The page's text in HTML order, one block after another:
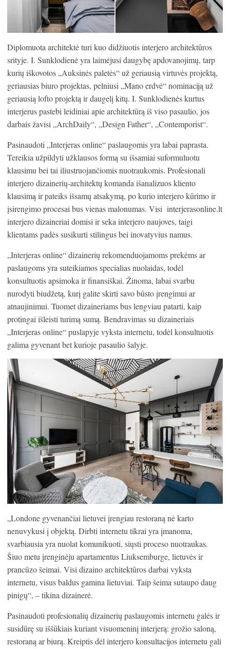
Diplomuota architektė turi kuo didžiuotis interjero architektūros
srityje. I. Sunklodienė yra laimėjusi daugybę apdovanojimų, tarp
kurių iškovotos „Auksinės paletės“ už geriausią virtuvės projektą,
geriausias biuro projektas, pelniusi „Mano erdvė“ nominaciją už
geriausią lofto projektą ir daugelį kitų. I. Sunklodienės kurtus
interjerus pastebi leidiniai apie architektūrą iš viso pasaulio, jos
darbais žavisi „ArchDaily“, „Design Father“, „Contemporist“.
Pasinaudoti „Interjeras online“ paslaugomis yra labai paprasta.
Tereikia užpildyti užklausos formą su išsamiai suformuluotu
klausimu bei tai iliustruojančiomis nuotraukomis. Profesionali
interjero dizainerių-architektų komanda išanalizuos kliento
klausimą ir pateiks išsamų atsakymą, po kurio interjero kūrimo ir
įsirengimo procesai bus vienas malonumas. Visi interjerasonline.lt
interjero dizaineriai domisi ir seka interjero naujoves, taigi
klientams padės susikurti stilingus bei inovatyvius namus.
„Interjeras online“ dizainerių rekomenduojamoms prekėms ar
paslaugoms yra suteikiamos specialias nuolaidas, todėl
konsultuotis apsimoka ir finansiškai. Žinoma, labai svarbu
nurodyti biudžetą, kurį galite skirti savo būsto įrengimui ar
atnaujinimui. Tuomet dizaineriams bus lengviau patarti, kaip
protingai išleisti turimą sumą. Bendravimas su dizaineriais
„Interjeras online“ puslapyje vyksta internetu, todėl konsultuotis
galima gyvenant bet kurioje pasaulio šalyje.
„Londone gyvenančiai lietuvei įrengiau restoraną nė karto
nenuvykusi į objektą. Dirbti internetu tikrai yra įmanoma,
svarbiausia yra nuolat komunikuoti, siųsti proceso nuotraukas.
Šiuo metu įrenginėju apartamentus Liuksemburge, lietuvės ir
prancūzo šeimai. Visi dizaino architektūros darbai vyksta
internetu, visus baldus gamina lietuviai. Taip šeima sutaupo daug
pinigų“, – tikina dizainerė.
Pasinaudoti profesionalių dizainerių paslaugomis internetu galės ir
susidūrę su iššūkiais kuriant visuomeninį interjerą: grožio saloną,
restoraną ar biurą. Kreiptis dėl interjero konsultacijos internetu gali